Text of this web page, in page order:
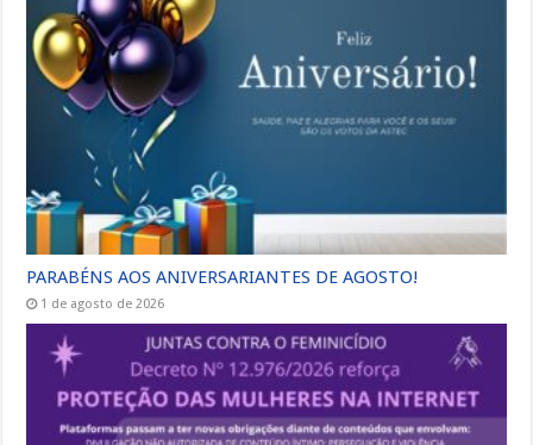
PARABÉNS AOS ANIVERSARIANTES DE AGOSTO!
1 de agosto de 2026